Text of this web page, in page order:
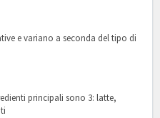
e variano a seconda del tipo di
principali sono 3: latte,